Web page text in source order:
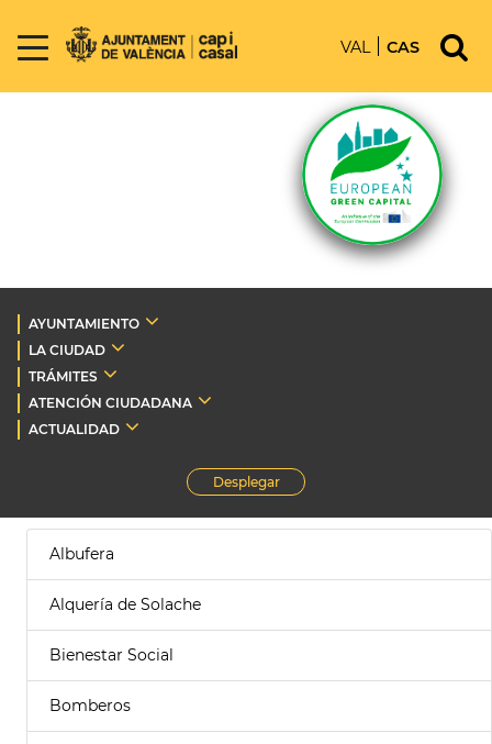
VAL CAS
AYUNTAMIENTO
LA CIUDAD
TRÁMITES
ATENCIÓN CIUDADANA
ACTUALIDAD
Desplegar
Albufera
Alquería de Solache
Bienestar Social
Bomberos